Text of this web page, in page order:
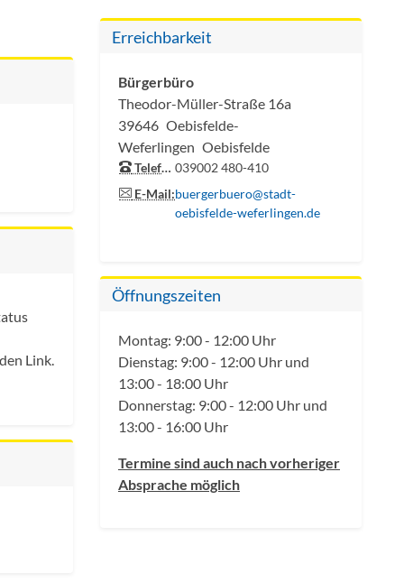
Link.
Öffnungszeiten
Montag: 9:00 - 12:00 Uhr
Dienstag: 9:00 - 12:00 Uhr und
13:00 - 18:00 Uhr
Donnerstag: 9:00 - 12:00 Uhr und
13:00 - 16:00 Uhr
Termine sind auch nach vorheriger
Absprache möglich
Erreichbarkeit
Bürgerbüro
Theodor-Müller-Straße 16a
39646 Oebisfelde-
Weferlingen Oebisfelde
Telefon:
039002 480-410
E-Mail:buergerbuero@stadt-
oebisfelde-weferlingen.de